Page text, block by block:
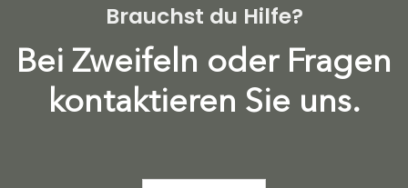
Brauchst du Hilfe?
Bei Zweifeln oder Fragen
kontaktieren Sie uns.